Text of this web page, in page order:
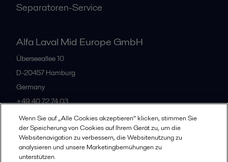
Separatoren-Service
Alfa Laval Mid Europe GmbH
Überseeallee 10
D-20457 Hamburg
Germany
+49 40 72 74 03
Alle Büros
Wenn Sie auf „Alle Cookies akzeptieren“ klicken, stimmen Sie
der Speicherung von Cookies auf Ihrem Gerät zu, um die
Websitenavigation zu verbessern, die Websitenutzung zu
analysieren und unsere Marketingbemühungen zu
unterstützen.